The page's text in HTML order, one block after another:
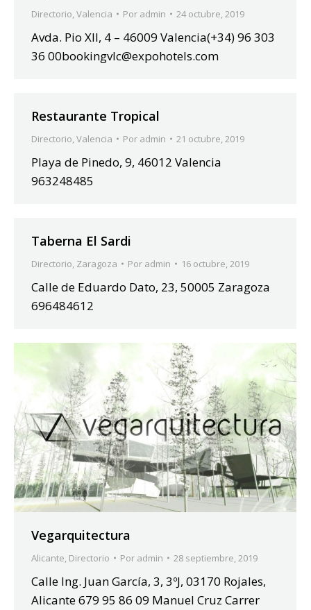
Directorio,Valencia Por admin 24 octubre, 2019
Avda. Pio XII, 4 – 46009 Valencia(+34) 96 303
36 00bookingvlc@expohotels.com
Restaurante Tropical
Directorio,Valencia Por admin 21 octubre, 2019
Playa de Pinedo, 9, 46012 Valencia
963248485
Taberna El Sardi
Directorio, Zaragoza Por admin 16 octubre, 2019
Calle de Eduardo Dato, 23, 50005 Zaragoza
696484612
Vegarquitectura
Alicante, Directorio Por admin 28 septiembre, 2019
Calle Ing. Juan García, 3, 3ºJ, 03170 Rojales,
Alicante 679 95 86 09 Manuel Cruz Carrer